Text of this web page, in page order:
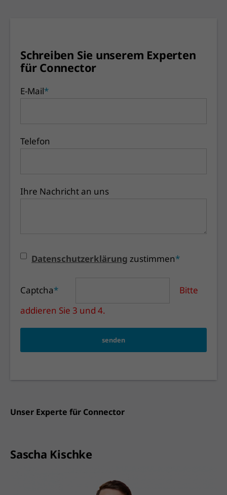
Schreiben Sie unserem Experten
für Connector
E-Mail*
Telefon
Ihre Nachricht an uns
Datenschutzerklärung zustimmen*
Captcha*
Bitte
addieren Sie 3 und 4.
senden
Unser Experte für Connector
Sascha Kischke